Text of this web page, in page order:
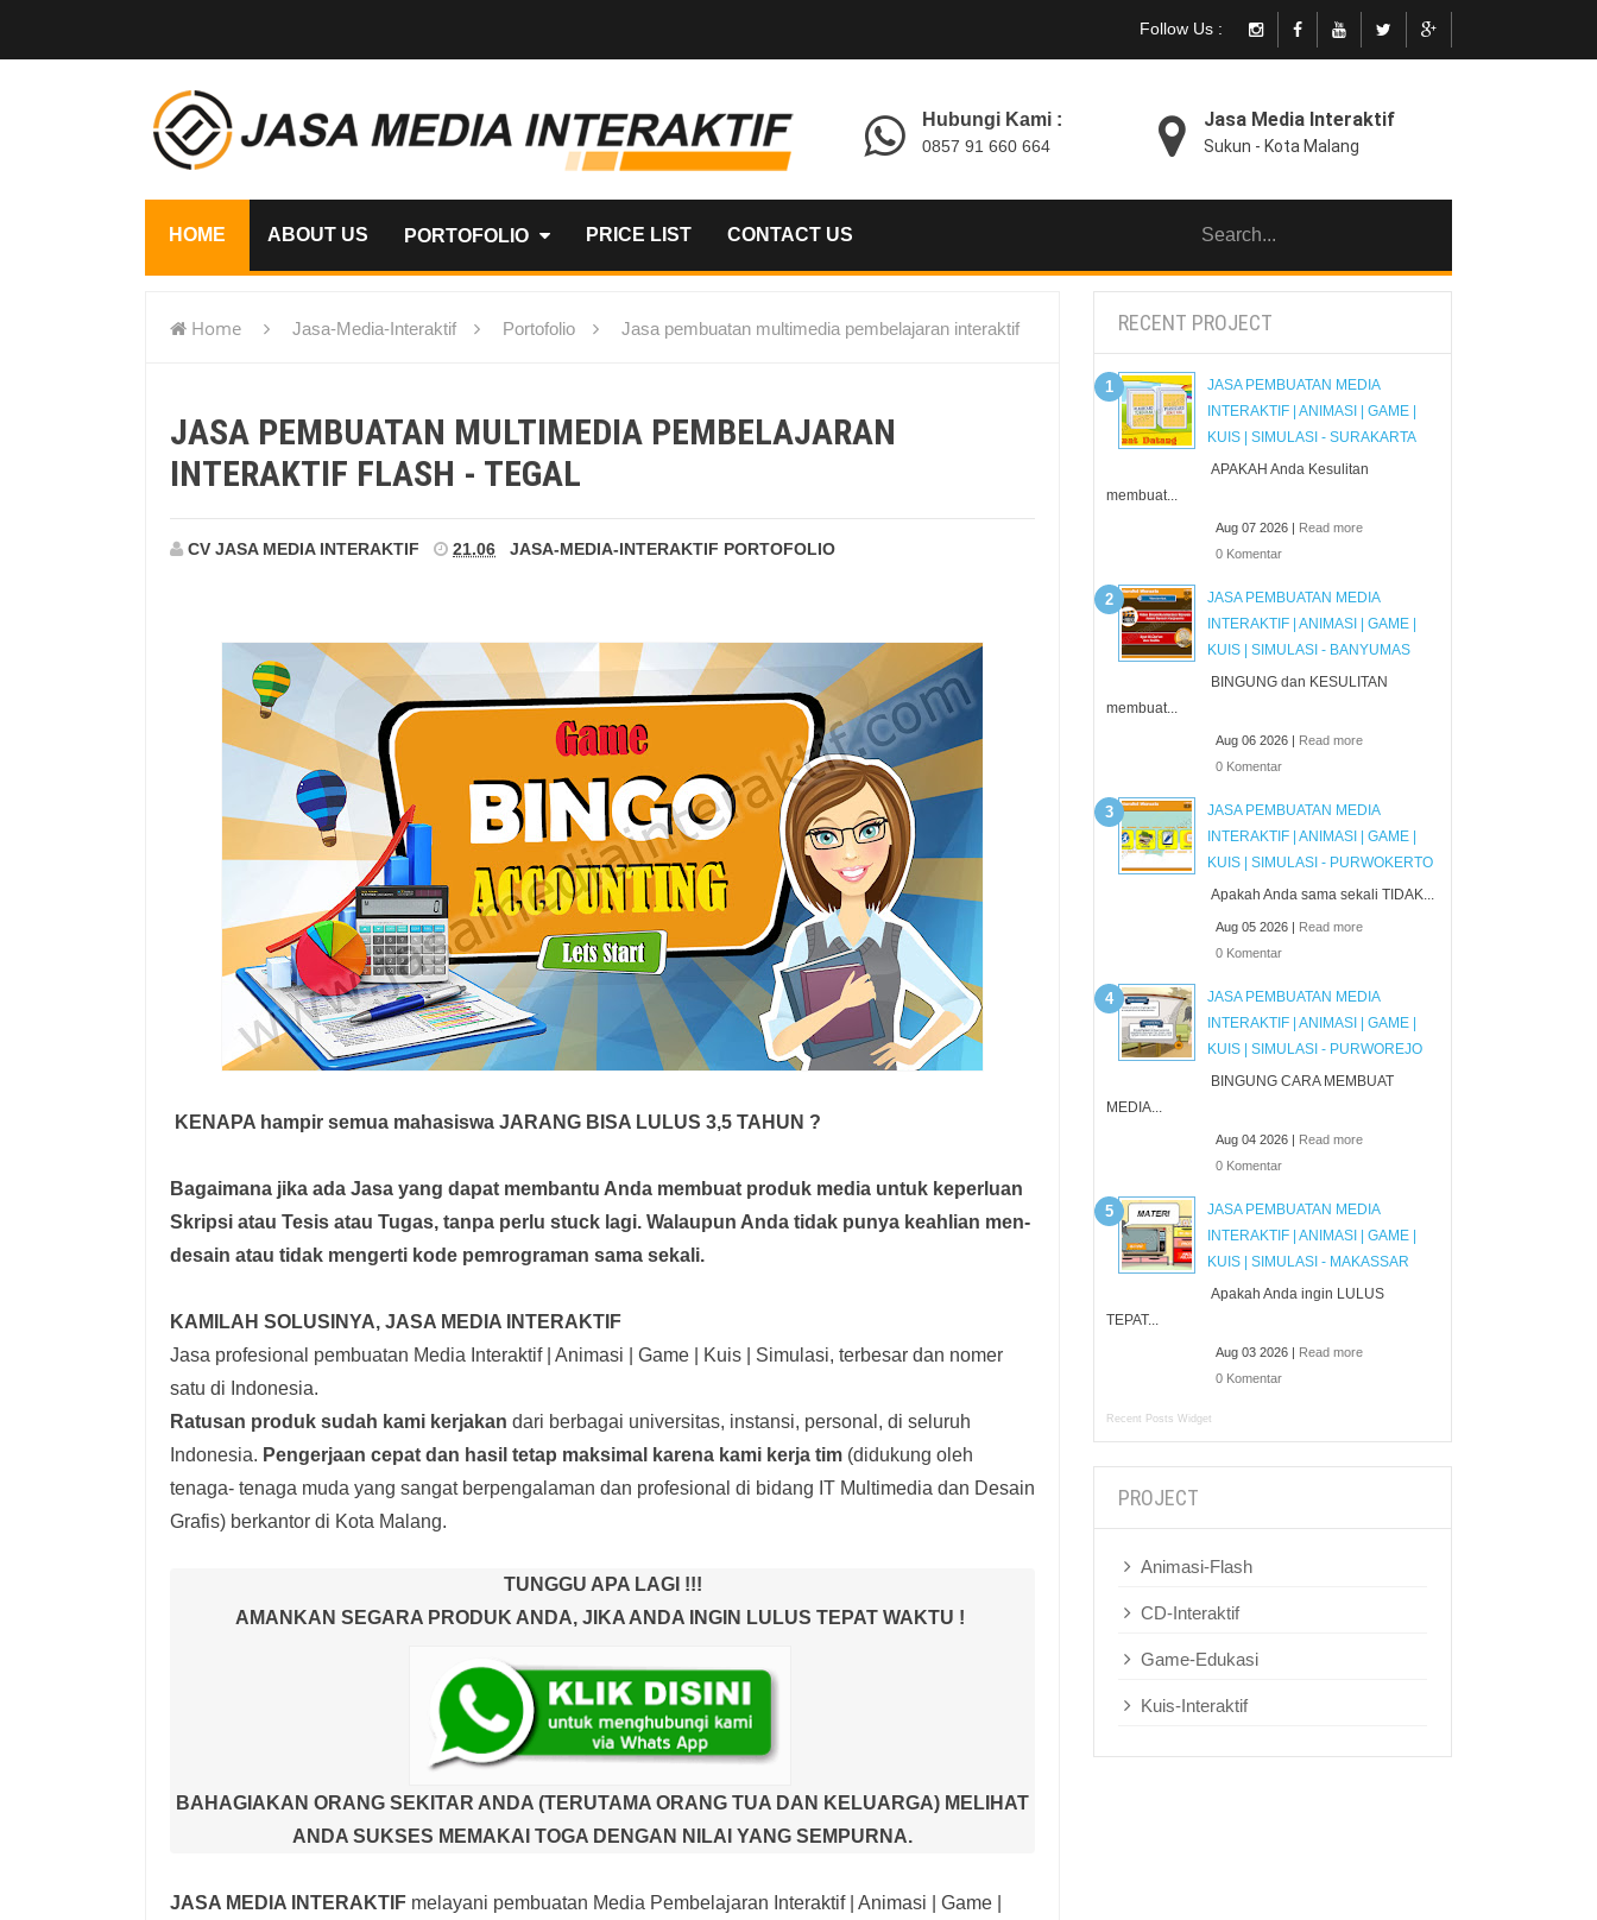
Follow Us :
Hubungi Kami :
0857 91 660 664
Jasa Media Interaktif
Sukun - Kota Malang
HOME ABOUT US PORTOFOLIO PRICE LIST CONTACT US
Home Jasa-Media-Interaktif Portofolio Jasa pembuatan multimedia pembelajaran interaktif
JASA PEMBUATAN MULTIMEDIA PEMBELAJARAN
INTERAKTIF FLASH - TEGAL
CV JASA MEDIA INTERAKTIF 21.06 JASA-MEDIA-INTERAKTIF PORTOFOLIO
KENAPA hampir semua mahasiswa JARANG BISA LULUS 3,5 TAHUN ?
Bagaimana jika ada Jasa yang dapat membantu Anda membuat produk media untuk keperluan
Skripsi atau Tesis atau Tugas, tanpa perlu stuck lagi. Walaupun Anda tidak punya keahlian men-
desain atau tidak mengerti kode pemrograman sama sekali.
KAMILAH SOLUSINYA, JASA MEDIA INTERAKTIF
Jasa profesional pembuatan Media Interaktif | Animasi | Game | Kuis | Simulasi, terbesar dan nomer
satu di Indonesia.
Ratusan produk sudah kami kerjakan dari berbagai universitas, instansi, personal, di seluruh
Indonesia. Pengerjaan cepat dan hasil tetap maksimal karena kami kerja tim (didukung oleh
tenaga- tenaga muda yang sangat berpengalaman dan profesional di bidang IT Multimedia dan Desain
Grafis) berkantor di Kota Malang.
TUNGGU APA LAGI !!!
AMANKAN SEGARA PRODUK ANDA, JIKA ANDA INGIN LULUS TEPAT WAKTU !
BAHAGIAKAN ORANG SEKITAR ANDA (TERUTAMA ORANG TUA DAN KELUARGA) MELIHAT
ANDA SUKSES MEMAKAI TOGA DENGAN NILAI YANG SEMPURNA.
JASA MEDIA INTERAKTIF melayani pembuatan Media Pembelajaran Interaktif| Animasi | Game |
RECENT PROJECT
JASA PEMBUATAN MEDIA
INTERAKTIF | ANIMASI | GAME |
KUIS | SIMULASI - SURAKARTA
APAKAH Anda Kesulitan
membuat...
Aug 07 2026 | Read more
0 Komentar
JASA PEMBUATAN MEDIA
INTERAKTIF | ANIMASI | GAME |
KUIS | SIMULASI - BANYUMAS
BINGUNG dan KESULITAN
membuat...
Aug 06 2026 | Read more
0 Komentar
JASA PEMBUATAN MEDIA
INTERAKTIF | ANIMASI | GAME |
KUIS | SIMULASI - PURWOKERTO
Apakah Anda sama sekali TIDAK...
Aug 05 2026 | Read more
0 Komentar
JASA PEMBUATAN MEDIA
INTERAKTIF | ANIMASI | GAME |
KUIS | SIMULASI - PURWOREJO
BINGUNG CARA MEMBUAT
MEDIA...
Aug 04 2026 | Read more
0 Komentar
JASA PEMBUATAN MEDIA
INTERAKTIF | ANIMASI | GAME |
KUIS | SIMULASI - MAKASSAR
Apakah Anda ingin LULUS
TEPAT...
Aug 03 2026 | Read more
0 Komentar
Recent Posts Widget
PROJECT
Animasi-Flash
CD-Interaktif
Game-Edukasi
Kuis-Interaktif